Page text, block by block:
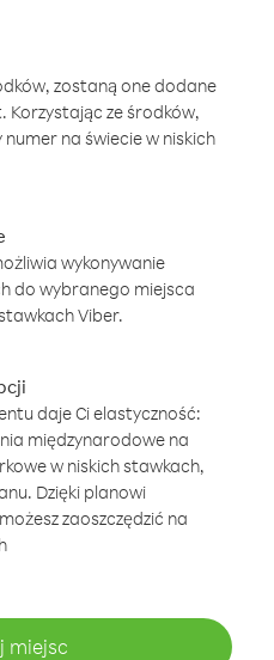
zostaną one dodane
Korzystając ze środków,
na świecie w niskich
wykonywanie
do wybranego miejsca
Viber.
daje Ci elastyczność:
międzynarodowe na
w niskich stawkach,
Dzięki planowi
zaoszczędzić na
miejsc